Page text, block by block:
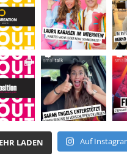
LADEN Auf